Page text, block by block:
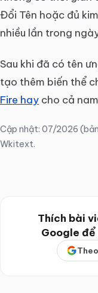
Đổi Tên hoặc đủ
nhiều lần trong
Sau khi đã có tên
tạo thêm biến thể
Fire hay cho cả
Cập nhật: 07/2026
Wkitext.
Thích bài
Google để